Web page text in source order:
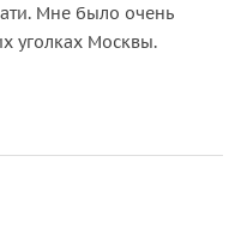
Мне было очень
уголках Москвы.